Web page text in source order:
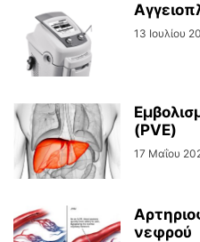
13 Ιουλίου
(PVE)
17 Μαΐου
νεφρού